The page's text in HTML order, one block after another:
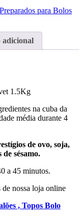
Preparados para Bolos
adicional
1.5Kg
na cuba da
média durante 4
de ovo, soja,
sésamo.
a 45 minutos.
nossa loja online
, Topos Bolo